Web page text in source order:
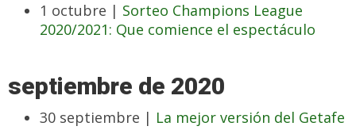
1 octubre | Sorteo Champions League
2020/2021: Que comience el espectáculo
septiembre de 2020
30 septiembre | La mejor versión del Getafe